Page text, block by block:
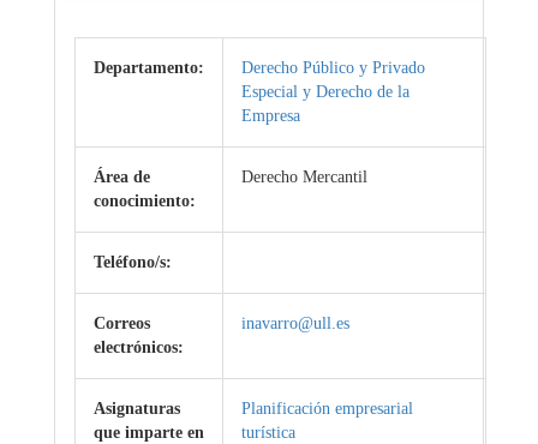
Departamento:
Derecho Público y Privado
Especial y Derecho de la
Empresa
Área de
conocimiento:
Derecho Mercantil
Teléfono/s:
Correos
electrónicos:
inavarro@ull.es
Asignaturas
que imparte en
Planificación empresarial
turística